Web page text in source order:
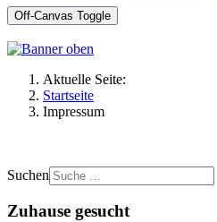
Off-Canvas Toggle
Aktuelle Seite:
Startseite
Impressum
Suchen
Zuhause gesucht